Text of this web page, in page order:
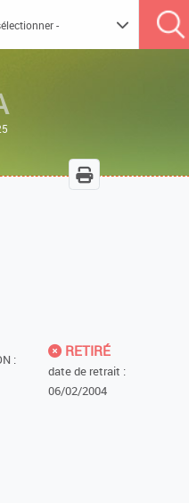
:
RETIRÉ
date de retrait :
06/02/2004